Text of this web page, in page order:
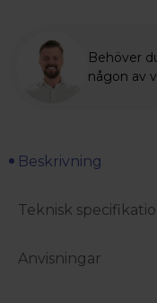
Behöver
någon av
Beskrivning
Teknisk
Anvisningar